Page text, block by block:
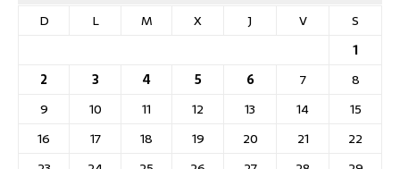
D
L M X J V
S
1
2
3 4 5 6 7
8
9
10 11 12 13 14
15
16
17 18 19 20 21
22